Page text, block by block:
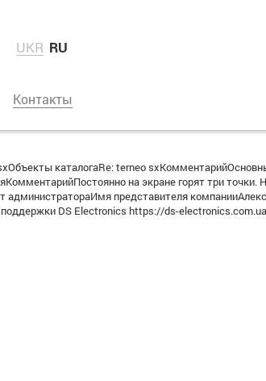
UKR RU
Контакты
каталогаRe: terneo
на экране горят три точки.
администратораИмя представителя
поддержки DS Electronics https://ds-